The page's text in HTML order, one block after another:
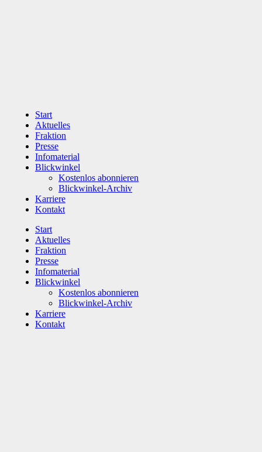
Start
Aktuelles
Fraktion
Presse
Infomaterial
Blickwinkel
Kostenlos abonnieren
Blickwinkel-Archiv
Karriere
Kontakt
Start
Aktuelles
Fraktion
Presse
Infomaterial
Blickwinkel
Kostenlos abonnieren
Blickwinkel-Archiv
Karriere
Kontakt